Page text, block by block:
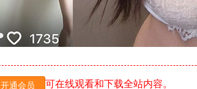
开通会员 可在线观看和下载全站内容。